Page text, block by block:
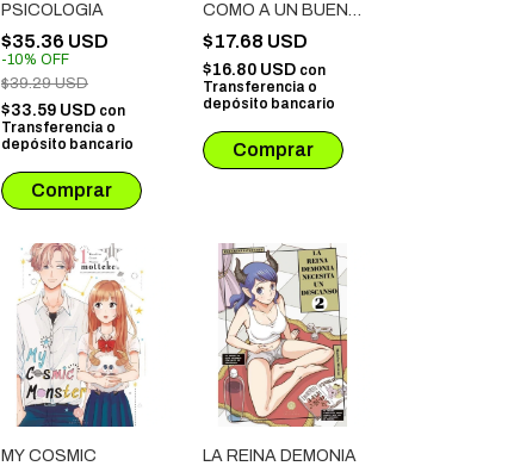
PSICOLOGIA
$35.36 USD
-10% OFF
$39.29 USD
$33.59 USD con
Transferencia o
depósito bancario
COMO A UN BUEN
LIBRO!
$17.68 USD
$16.80 USD con
Transferencia o
depósito bancario
MY COSMIC
LA REINA DEMONIA